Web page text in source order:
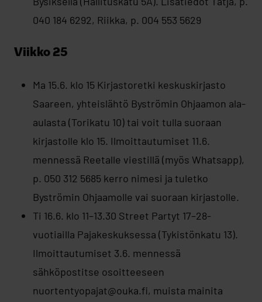
040 184 6292, Riikka, p. 004 553 5629
Viikko 25
Ma 15.6. klo 15 Kirjastoretki keskuskirjasto
Saareen, yhteislähtö Byströmin Ohjaamon ala-
aulasta (Torikatu 10) tai voit tulla suoraan
kirjastolle klo 15. Ilmoittautumiset 11.6.
mennessä Reetalle viestillä (myös Whatsapp),
p. 050 312 5685 kerro nimesi ja tuletko
Byströmin Ohjaamolle vai suoraan kirjastolle.
Ti 16.6. klo 11–13.30 Street Partyt 17–28-
vuotiailla Pajakeskuksessa (Tykistönkatu 13).
Ilmoittautumiset 3.6. mennessä
sähköpostitse osoitteeseen
nuortentyopajat@ouka.fi, muista mainita